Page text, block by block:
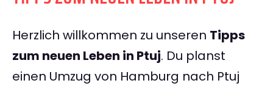
Herzlich willkommen zu unseren Tipps
zum neuen Leben in Ptuj. Du planst
einen Umzug von Hamburg nach Ptuj